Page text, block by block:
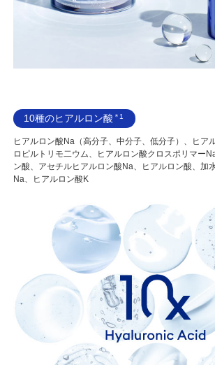
10種のヒアルロン酸 ＊1
ヒアルロン酸Na（高分子、中分子、低分子）、ヒア
ロピルトリモ二ウム、ヒアルロン酸クロスポリマー
ン酸、アセチルヒアルロン酸Na、ヒアルロン酸、加
Na、ヒアルロン酸K